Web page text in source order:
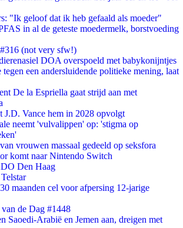
"Ik geloof dat ik heb gefaald als moeder"
in al de geteste moedermelk, borstvoeding
(not very sfw!)
DOA overspoeld met babykonijntjes
tegen een andersluidende politieke mening, laat
De la Espriella gaat strijd aan met
J.D. Vance hem in 2028 opvolgt
neemt 'vulvalippen' op: 'stigma op
vrouwen massaal gedeeld op seksfora
komt naar Nintendo Switch
Den Haag
maanden cel voor afpersing 12-jarige
de Dag #1448
Saoedi-Arabië en Jemen aan, dreigen met